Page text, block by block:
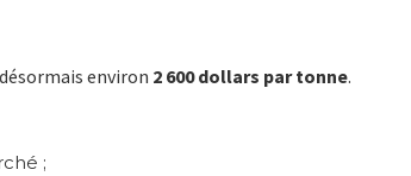
environ 2 600 dollars par tonne.
;